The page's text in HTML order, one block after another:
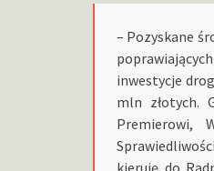
– Pozyskane
inwestycje
mln złotych.
Premierowi,